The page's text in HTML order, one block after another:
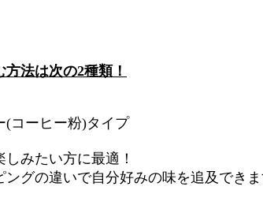
法は次の2種類！
コーヒー粉)タイプ
みたい方に最適！
グの違いで自分好みの味を追及でき